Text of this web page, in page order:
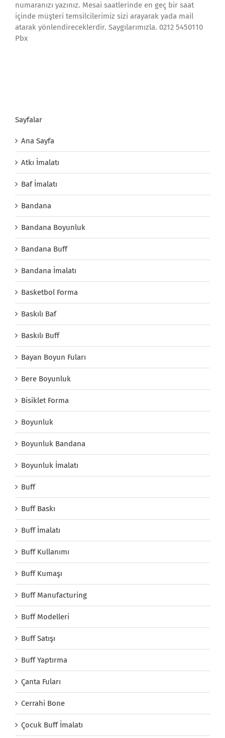
numaranızı yazınız. Mesai saatlerinde en geç bir saat
içinde müşteri temsilcilerimiz sizi arayarak yada mail
atarak yönlendireceklerdir. Saygılarımızla. 0212 5450110
Pbx
Sayfalar
Ana Sayfa
Atkı İmalatı
Baf İmalatı
Bandana
Bandana Boyunluk
Bandana Buff
Bandana İmalatı
Basketbol Forma
Baskılı Baf
Baskılı Buff
Bayan Boyun Fuları
Bere Boyunluk
Bisiklet Forma
Boyunluk
Boyunluk Bandana
Boyunluk İmalatı
Buff
Buff Baskı
Buff İmalatı
Buff Kullanımı
Buff Kumaşı
Buff Manufacturing
Buff Modelleri
Buff Satışı
Buff Yaptırma
Çanta Fuları
Cerrahi Bone
Çocuk Buff İmalatı